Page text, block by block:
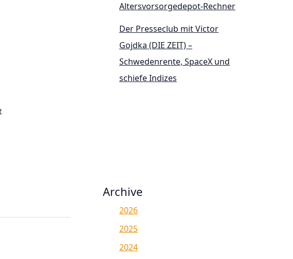
Altersvorsorgedepot-Rechner
Der Presseclub mit Victor
Gojdka (DIE ZEIT) –
Schwedenrente, SpaceX und
schiefe Indizes
Archive
2026
2025
2024